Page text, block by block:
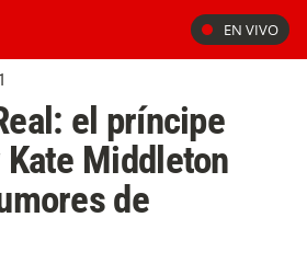
EN VIVO
el príncipe
Middleton
de